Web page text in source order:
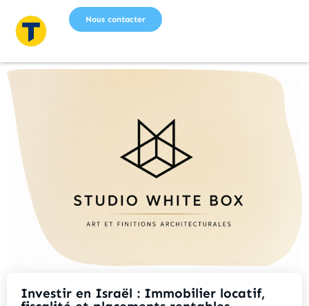
Nous contacter
Investir en Israël : Immobilier locatif,